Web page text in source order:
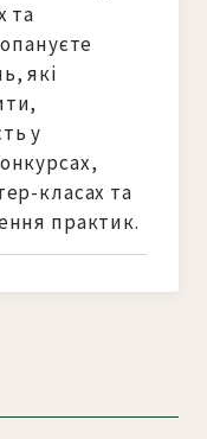
та
які
у
класах та